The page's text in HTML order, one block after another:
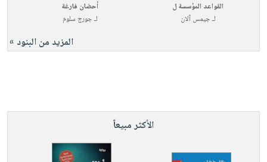
القواعد المؤسسة ل
لـجيمس آلان
أحضان فارغة
لـجورج سلوم
المزيد من البنود »
الأكثر مبيعاً